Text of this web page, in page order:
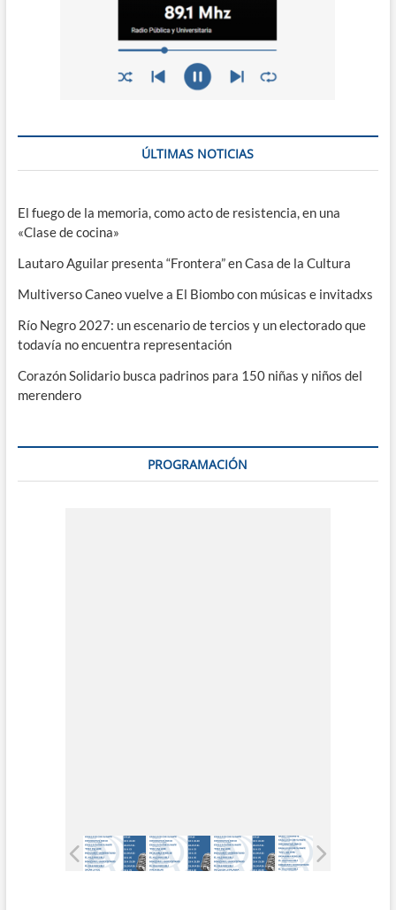
ÚLTIMAS NOTICIAS
El fuego de la memoria, como acto de resistencia, en una
«Clase de cocina»
Lautaro Aguilar presenta “Frontera” en Casa de la Cultura
Multiverso Caneo vuelve a El Biombo con músicas e invitadxs
Río Negro 2027: un escenario de tercios y un electorado que
todavía no encuentra representación
Corazón Solidario busca padrinos para 150 niñas y niños del
merendero
PROGRAMACIÓN